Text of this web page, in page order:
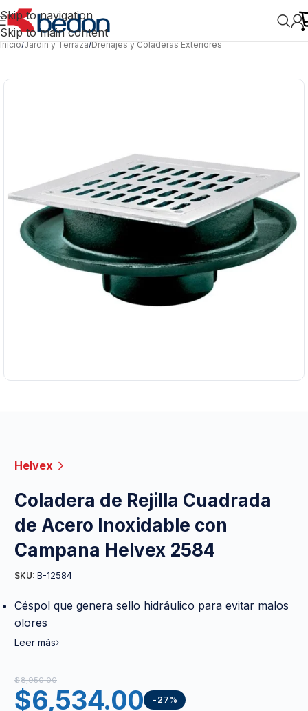
Skip to navigation
Skip to main content
Inicio/Jardín y Terraza/Drenajes y Coladeras Exteriores
Helvex
Coladera de Rejilla Cuadrada
de Acero Inoxidable con
Campana Helvex 2584
SKU: B-12584
Céspol que genera sello hidráulico para evitar malos
olores
Leer más
$8,950.00
$6,534.00 -27%